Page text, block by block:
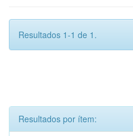
Resultados 1-1 de 1.
Resultados por ítem: